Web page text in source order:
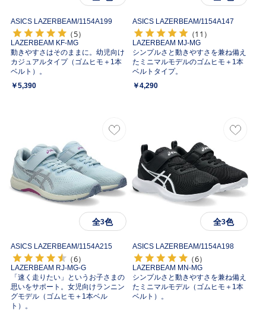
ASICS LAZERBEAM/1154A199
（5）
LAZERBEAM KF-MG
動きやすさはそのままに。幼児向け
カジュアルタイプ（ゴムヒモ＋1本
ベルト）。
￥5,390
ASICS LAZERBEAM/1154A147
（11）
LAZERBEAM MJ-MG
シンプルさと動きやすさを兼ね備え
たミニマルモデルのゴムヒモ＋1本
ベルトタイプ。
￥4,290
全3色
ASICS LAZERBEAM/1154A215
（6）
LAZERBEAM RJ-MG-G
「速く走りたい」というお子さまの
思いをサポート。女児向けランニン
グモデル（ゴムヒモ＋1本ベル
ト）。
全3色
ASICS LAZERBEAM/1154A198
（6）
LAZERBEAM MN-MG
シンプルさと動きやすさを兼ね備え
たミニマルモデル（ゴムヒモ＋1本
ベルト）。